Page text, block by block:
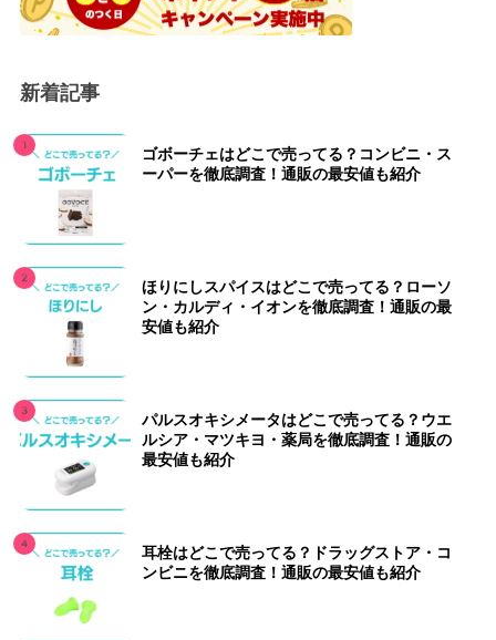
新着記事
ゴボーチェはどこで売ってる？コンビニ・ス
ーパーを徹底調査！通販の最安値も紹介
ほりにしスパイスはどこで売ってる？ローソ
ン・カルディ・イオンを徹底調査！通販の最
安値も紹介
パルスオキシメータはどこで売ってる？ウエ
ルシア・マツキヨ・薬局を徹底調査！通販の
最安値も紹介
耳栓はどこで売ってる？ドラッグストア・コ
ンビニを徹底調査！通販の最安値も紹介